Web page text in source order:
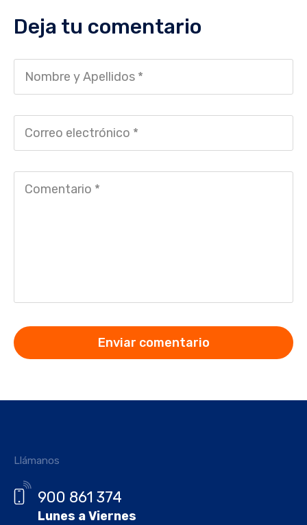
Deja tu comentario
Llámanos
900 861 374
Lunes a Viernes